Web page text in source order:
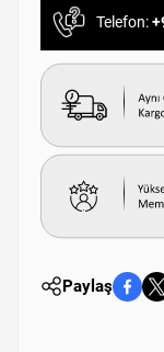
Telefon:
Paylaş